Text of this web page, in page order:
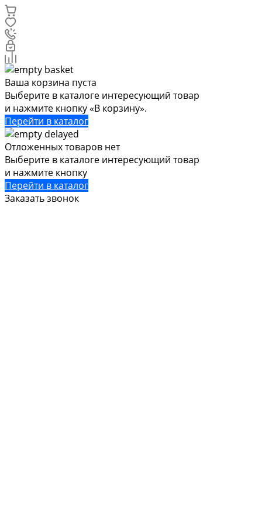
Ваша корзина пуста
Выберите в каталоге интересующий товар
и нажмите кнопку «В корзину».
Перейти в каталог
Отложенных товаров нет
Выберите в каталоге интересующий товар
и нажмите кнопку
Перейти в каталог
Заказать звонок